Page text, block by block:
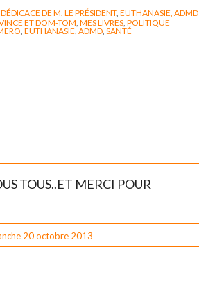
DÉDICACE DE M. LE PRÉSIDENT, EUTHANASIE, ADMD
ET DOM-TOM, MES LIVRES, POLITIQUE
, EUTHANASIE, ADMD, SANTÉ
TOUS..ET MERCI POUR
20octobre 2013